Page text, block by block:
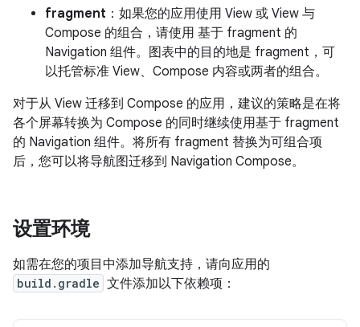
fragment ：如果您的应用使用 View 或 View 与
Compose 的组合，请使用 基于 fragment 的
Navigation 组件。图表中的目的地是 fragment，可
以托管标准 View、Compose 内容或两者的组合。
对于从 View 迁移到 Compose 的应用，建议的策略是在将
各个屏幕转换为 Compose 的同时继续使用基于 fragment
的 Navigation 组件。将所有 fragment 替换为可组合项
后，您可以将导航图迁移到 Navigation Compose。
设置环境
如需在您的项目中添加导航支持，请向应用的
build.gradle 文件添加以下依赖项：